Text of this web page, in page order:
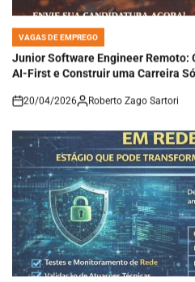
POSTED
IN
VAGAS DE EMPREGO
Junior Software Engineer Remoto:
AI-First e Construir uma Carreira
on